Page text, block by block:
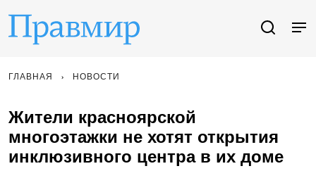
ГЛАВНАЯ НОВОСТИ
Жители красноярской
многоэтажки не хотят открытия
инклюзивного центра в их доме